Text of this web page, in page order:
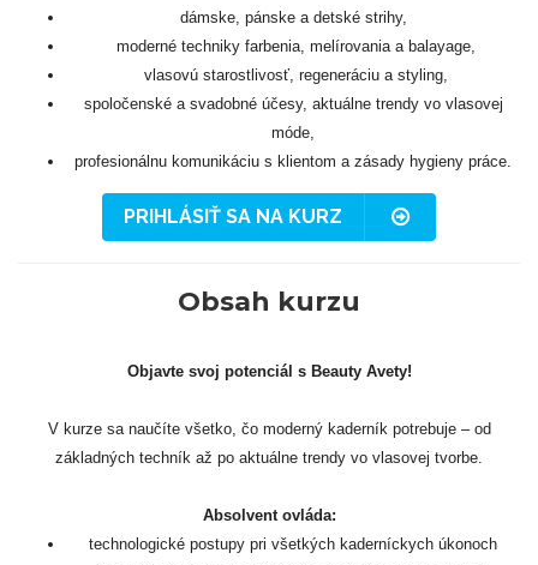
dámske, pánske a detské strihy,
moderné techniky farbenia, melírovania a balayage,
vlasovú starostlivosť, regeneráciu a styling,
spoločenské a svadobné účesy, aktuálne trendy vo vlasovej
móde,
profesionálnu komunikáciu s klientom a zásady hygieny práce.
PRIHLÁSIŤ SA NA KURZ
Obsah kurzu
Objavte svoj potenciál s Beauty Avety!
V kurze sa naučíte všetko, čo moderný kaderník potrebuje – od
základných techník až po aktuálne trendy vo vlasovej tvorbe.
Absolvent ovláda:
technologické postupy pri všetkých kaderníckych úkonoch